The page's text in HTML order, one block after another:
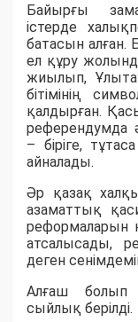
Байырғы
істерде
батасын алған.
ел құру
жиылып,
бітімінің
қалдырған.
референдумда
– біріге,
айналады.
Әр қазақ
азаматтық
реформаларын
атсалысады,
деген
Алғаш болып
сыйлық берілді.